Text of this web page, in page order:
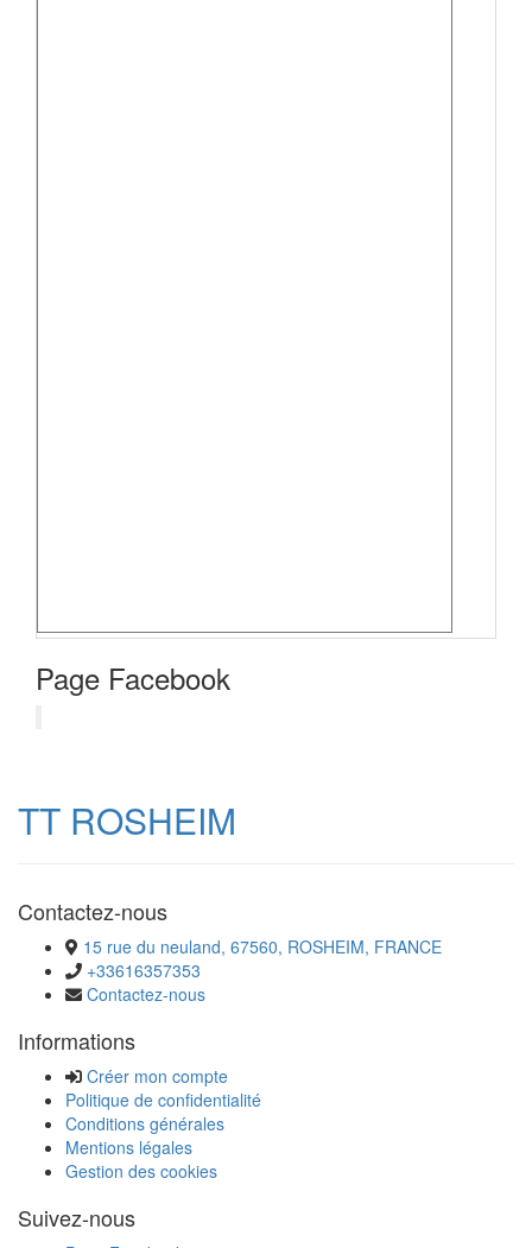
Page Facebook
TT ROSHEIM
Contactez-nous
15 rue du neuland, 67560, ROSHEIM, FRANCE
+33616357353
Contactez-nous
Informations
Créer mon compte
Politique de confidentialité
Conditions générales
Mentions légales
Gestion des cookies
Suivez-nous